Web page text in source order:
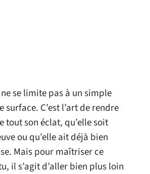
se limite pas à un simple
surface. C’est l’art de rendre
tout son éclat, qu’elle soit
ou qu’elle ait déjà bien
Mais pour maîtriser ce
il s’agit d’aller bien plus loin